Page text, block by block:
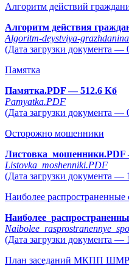
Алгоритм действий
Алгоритм действия
Algoritm-deystviya-
(Дата загрузки документа —
Памятка
Памятка.PDF— 512.6 Кб
Pamyatka.PDF
(Дата загрузки документа —
Осторожно мошенники
Листовка_мошенники.PDF
Listovka_moshenniki.PDF
(Дата загрузки документа —
Наиболее
(Дата загрузки документа —
План заседаний МКПП ШМР